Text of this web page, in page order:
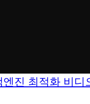
엔진 최적화 비디